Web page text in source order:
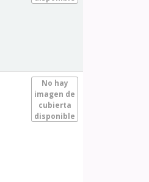
No hay
imagen de
cubierta
disponible